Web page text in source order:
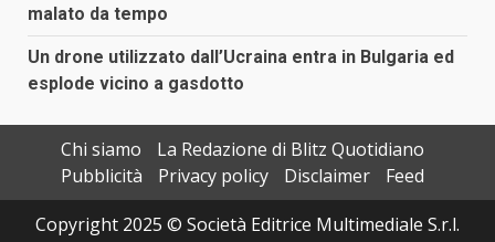
malato da tempo
Un drone utilizzato dall’Ucraina entra in Bulgaria ed
esplode vicino a gasdotto
Chi siamo
La Redazione di Blitz Quotidiano
Pubblicità
Privacy policy Disclaimer
Feed
Copyright 2025 © Società Editrice Multimediale S.r.l.